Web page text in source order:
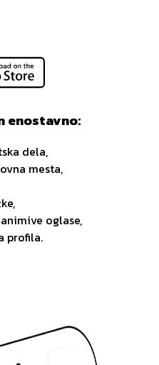
enostavno:
dela,
mesta,
oglase,
profila.